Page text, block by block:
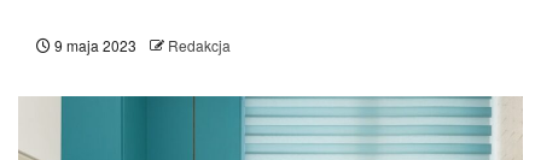
9 maja 2023 Redakcja